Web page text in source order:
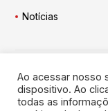
Notícias
Ao acessar nosso
dispositivo. Ao
todas as